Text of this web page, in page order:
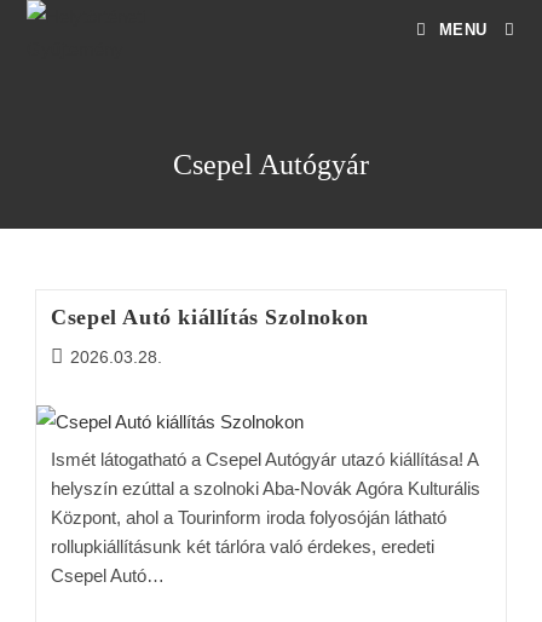
MENU
Csepel Autógyár
Csepel Autó kiállítás Szolnokon
2026.03.28.
Ismét látogatható a Csepel Autógyár utazó kiállítása! A
helyszín ezúttal a szolnoki Aba-Novák Agóra Kulturális
Központ, ahol a Tourinform iroda folyosóján látható
rollupkiállításunk két tárlóra való érdekes, eredeti
Csepel Autó…